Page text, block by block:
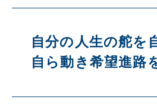
自分の人生の舵を
自ら動き希望進路